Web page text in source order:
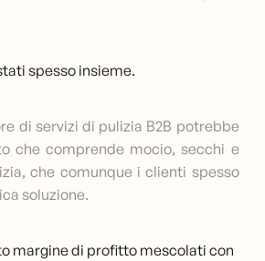
spesso insieme.
di servizi di pulizia B2B potrebbe
che comprende mocio, secchi e
che comunque i clienti spesso
soluzione.
margine di profitto mescolati con